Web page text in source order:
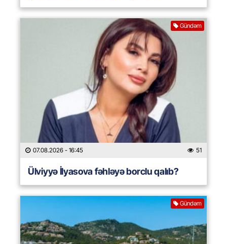
Gündəm
07.08.2026 - 16:45 51
Ülviyyə İlyasova fəhləyə borclu qalıb?
Gündəm